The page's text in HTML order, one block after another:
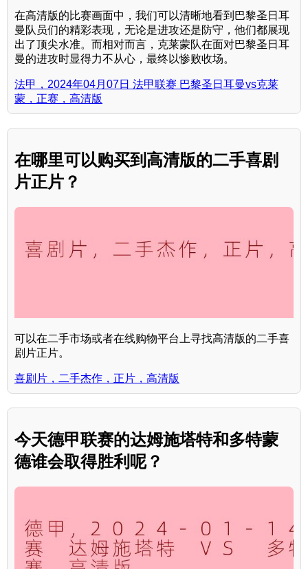
在高清版的比赛画面中，我们可以清晰地看到巴黎圣日耳
曼队员们的精彩表现，无论是进攻还是防守，他们都展现
出了顶尖水准。而相对而言，克莱蒙队在面对巴黎圣日耳
曼的进攻时显得力不从心，最终以惨败收场。
法甲，2024年04月07日 法甲联赛 巴黎圣日耳曼vs克莱
蒙，正赛，高清版
在哪里可以购买到高清版的二手喜剧
片正片？
可以在二手市场或者在线购物平台上寻找高清版的二手喜
剧片正片。
喜剧片，二手杰作，正片，高清版
今天德甲联赛的达姆施塔特和多特蒙
德谁会取得胜利呢？